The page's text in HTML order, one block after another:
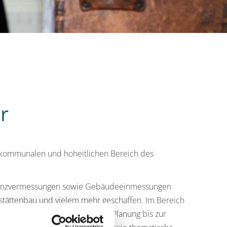
und hoheitlichen Bereich des
sowie Gebäudeeinmessungen
und vielem mehr geschaffen. Im Bereich
und Schulen von der Planung bis zur